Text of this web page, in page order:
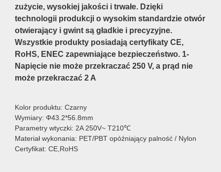
zużycie, wysokiej jakości i trwałe. Dzięki
technologii produkcji o wysokim standardzie otwór
otwierający i gwint są gładkie i precyzyjne.
Wszystkie produkty posiadają certyfikaty CE,
RoHS, ENEC zapewniające bezpieczeństwo. 1-
Napięcie nie może przekraczać 250 V, a prąd nie
może przekraczać 2 A
Kolor produktu: Czarny
Wymiary: Φ43.2*56.8mm
Parametry wtyczki: 2A 250V~ T210℃
Materiał wykonania: PET/PBT opóźniający palność / Nylon
Certyfikat: CE,RoHS